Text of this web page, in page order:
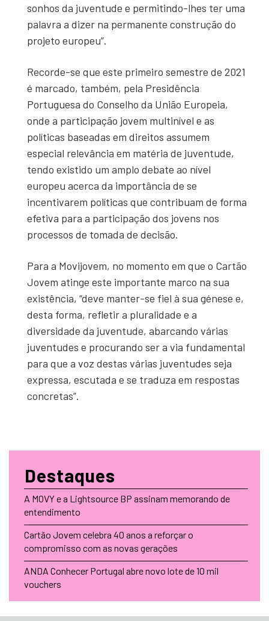
sonhos da juventude e permitindo-lhes ter uma
palavra a dizer na permanente construção do
projeto europeu”.
Recorde-se que este primeiro semestre de 2021
é marcado, também, pela Presidência
Portuguesa do Conselho da União Europeia,
onde a participação jovem multinível e as
políticas baseadas em direitos assumem
especial relevância em matéria de juventude,
tendo existido um amplo debate ao nível
europeu acerca da importância de se
incentivarem políticas que contribuam de forma
efetiva para a participação dos jovens nos
processos de tomada de decisão.
Para a Movijovem, no momento em que o Cartão
Jovem atinge este importante marco na sua
existência, “deve manter-se fiel à sua génese e,
desta forma, refletir a pluralidade e a
diversidade da juventude, abarcando várias
juventudes e procurando ser a via fundamental
para que a voz destas várias juventudes seja
expressa, escutada e se traduza em respostas
concretas”.
Destaques
A MOVY e a Lightsource BP assinam memorando de
entendimento
Cartão Jovem celebra 40 anos a reforçar o
compromisso com as novas gerações
ANDA Conhecer Portugal abre novo lote de 10 mil
vouchers